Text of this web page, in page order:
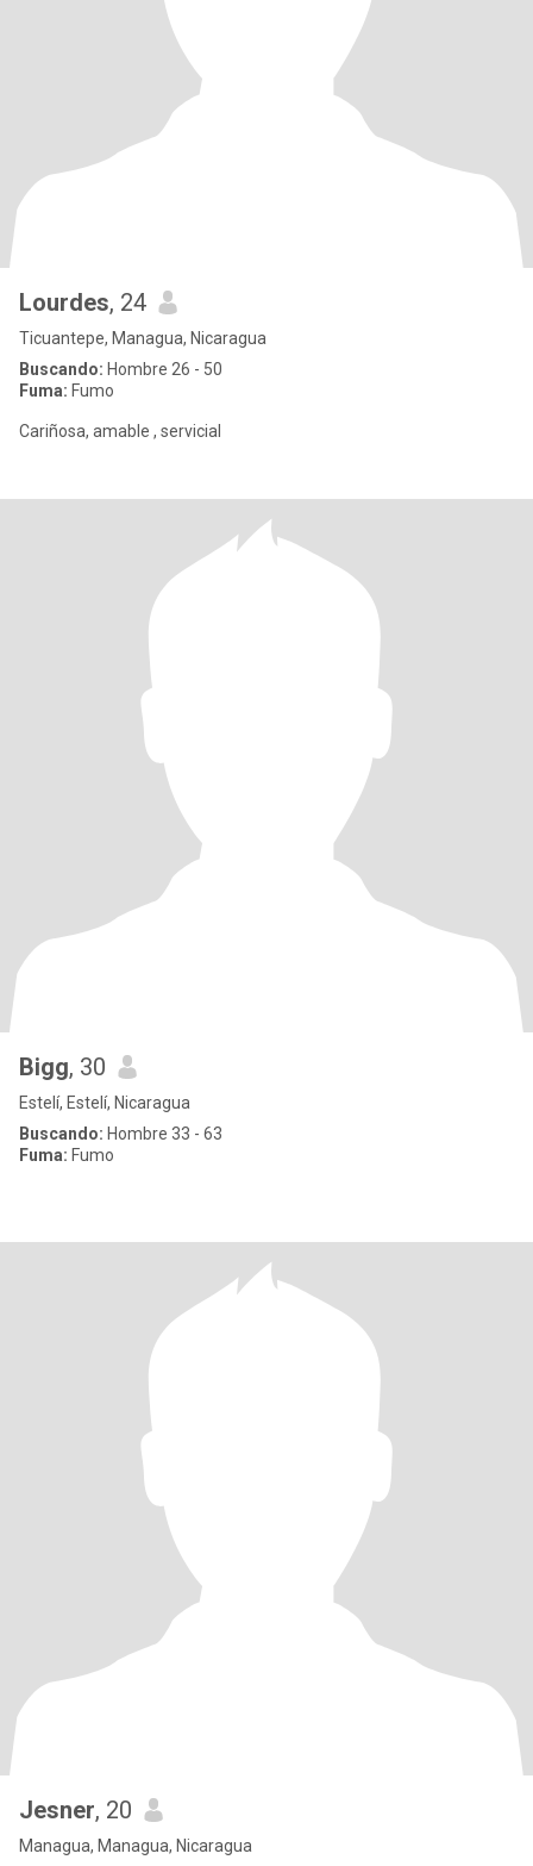
Lourdes, 24
Ticuantepe, Managua, Nicaragua
Buscando: Hombre 26 - 50
Fuma: Fumo
Cariñosa, amable , servicial
Bigg, 30
Estelí, Estelí, Nicaragua
Buscando: Hombre 33 - 63
Fuma: Fumo
Jesner, 20
Managua, Managua, Nicaragua